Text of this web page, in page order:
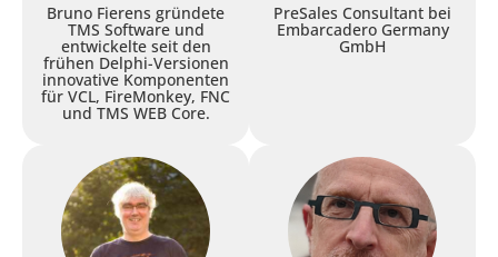
FireMonkey Styles and the
New Native Styles Designer
Marco Cantu
Session
Bruno Fierens gründete
TMS Software und
entwickelte seit den
frühen Delphi-Versionen
innovative Komponenten
für VCL, FireMonkey, FNC
und TMS WEB Core.
PreSales Consultant bei
Embarcadero Germany
GmbH